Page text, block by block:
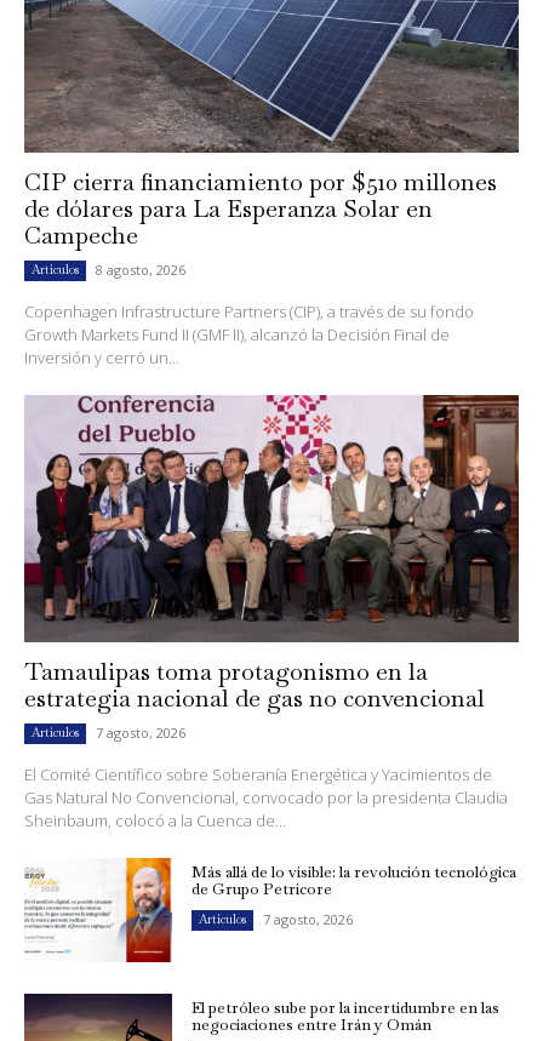
CIP cierra financiamiento por $510 millones
de dólares para La Esperanza Solar en
Campeche
Artículos 8 agosto, 2026
Copenhagen Infrastructure Partners (CIP), a través de su fondo
Growth Markets Fund II (GMF II), alcanzó la Decisión Final de
Inversión y cerró un...
Tamaulipas toma protagonismo en la
estrategia nacional de gas no convencional
Artículos 7 agosto, 2026
El Comité Científico sobre Soberanía Energética y Yacimientos de
Gas Natural No Convencional, convocado por la presidenta Claudia
Sheinbaum, colocó a la Cuenca de...
Más allá de lo visible: la revolución tecnológica
de Grupo Petricore
Artículos 7 agosto, 2026
El petróleo sube por la incertidumbre en las
negociaciones entre Irán y Omán